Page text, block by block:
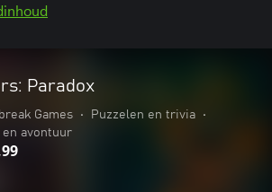
Paradox
Games • Puzzelen en trivia
•
avontuur